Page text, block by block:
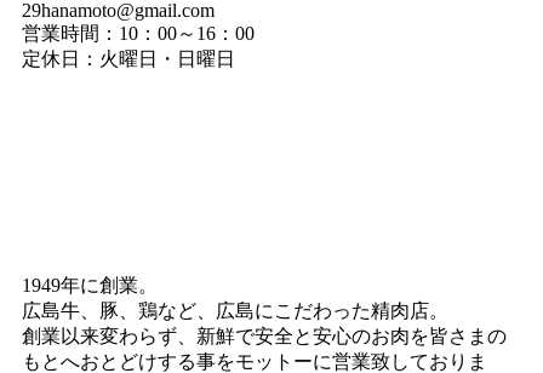
29hanamoto@gmail.com
営業時間：10：00～16：00
定休日：火曜日・日曜日
1949年に創業。
広島牛、豚、鶏など、広島にこだわった精肉店。
創業以来変わらず、新鮮で安全と安心のお肉を皆さまの
もとへおとどけする事をモットーに営業致しておりま